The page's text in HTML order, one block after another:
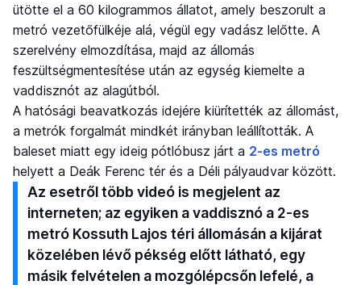
ütötte el a 60 kilogrammos állatot, amely beszorult a
metró vezetőfülkéje alá, végül egy vadász lelőtte. A
szerelvény elmozdítása, majd az állomás
feszültségmentesítése után az egység kiemelte a
vaddisznót az alagútból.
A hatósági beavatkozás idejére kiürítették az állomást,
a metrók forgalmát mindkét irányban leállították. A
baleset miatt egy ideig pótlóbusz járt a 2-es metró
helyett a Deák Ferenc tér és a Déli pályaudvar között.
Az esetről több videó is megjelent az
interneten; az egyiken a vaddisznó a 2-es
metró Kossuth Lajos téri állomásán a kijárat
közelében lévő pékség előtt látható, egy
másik felvételen a mozgólépcsőn lefelé, a